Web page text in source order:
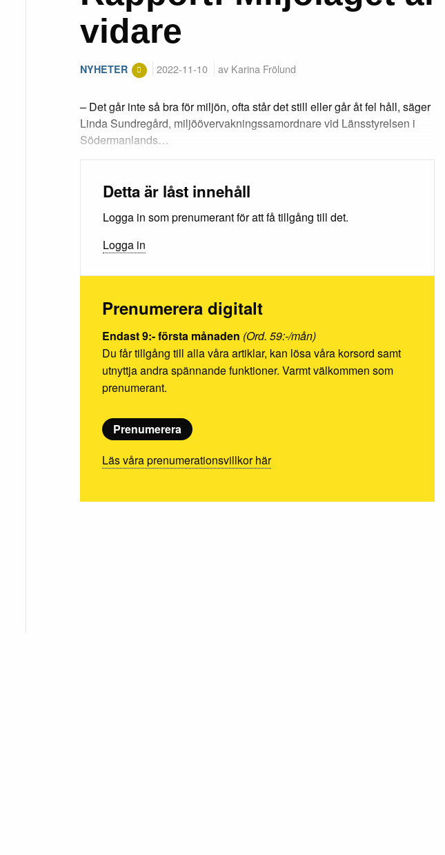
vidare
NYHETER 2022-11-10 av Karina Frölund
– Det går inte så bra för miljön, ofta står det still eller går åt fel håll, säger
Linda Sundregård, miljöövervakningssamordnare vid Länsstyrelsen i
Södermanlands…
Detta är låst innehåll
Logga in som prenumerant för att få tillgång till det.
Logga in
Prenumerera digitalt
Endast 9:- första månaden (Ord. 59:-/mån)
Du får tillgång till alla våra artiklar, kan lösa våra korsord samt
utnyttja andra spännande funktioner. Varmt välkommen som
prenumerant.
Prenumerera
Läs våra prenumerationsvillkor här